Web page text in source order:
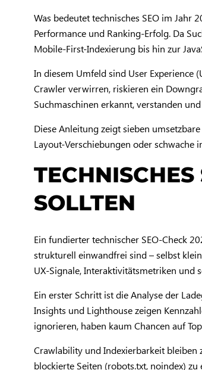
Was bedeutet technisches SEO im Jahr
Performance und Ranking-Erfolg. Da
Mobile-First-Indexierung bis hin zur
In diesem Umfeld sind User Experience
Crawler verwirren, riskieren ein
Suchmaschinen erkannt, verstanden
Diese Anleitung zeigt sieben
Layout-Verschiebungen oder schwache
SOLLTEN
Ein fundierter technischer SEO-Check
strukturell einwandfrei sind – selbst
UX-Signale, Interaktivitätsmetriken und
Ein erster Schritt ist die Analyse der
Insights und Lighthouse zeigen
ignorieren, haben kaum Chancen auf
Crawlability und Indexierbarkeit bleiben
blockierte Seiten (robots.txt, noindex)